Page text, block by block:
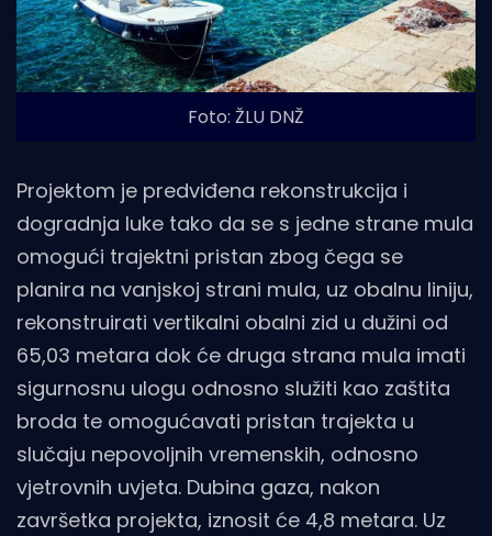
Foto: ŽLU DNŽ
Projektom je predviđena rekonstrukcija i
dogradnja luke tako da se s jedne strane mula
omogući trajektni pristan zbog čega se
planira na vanjskoj strani mula, uz obalnu liniju,
rekonstruirati vertikalni obalni zid u dužini od
65,03 metara dok će druga strana mula imati
sigurnosnu ulogu odnosno služiti kao zaštita
broda te omogućavati pristan trajekta u
slučaju nepovoljnih vremenskih, odnosno
vjetrovnih uvjeta. Dubina gaza, nakon
završetka projekta, iznosit će 4,8 metara. Uz